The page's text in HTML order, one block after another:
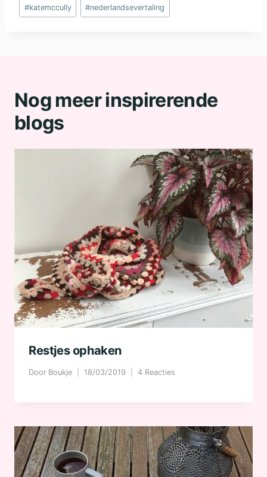
#katemccully #nederlandsevertaling
Nog meer inspirerende
blogs
Restjes ophaken
Door Boukje 18/03/2019 4 Reacties